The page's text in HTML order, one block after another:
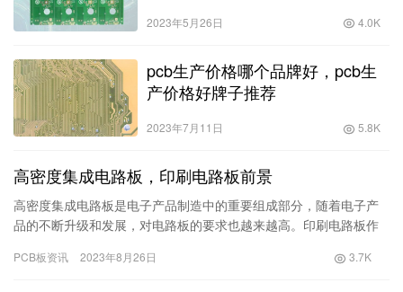
2023年5月26日 4.0K
pcb生产价格哪个品牌好，pcb生
产价格好牌子推荐
2023年7月11日 5.8K
高密度集成电路板，印刷电路板前景
高密度集成电路板是电子产品制造中的重要组成部分，随着电子产
品的不断升级和发展，对电路板的要求也越来越高。印刷电路板作
成电路…
PCB板资讯 2023年8月26日 3.7K